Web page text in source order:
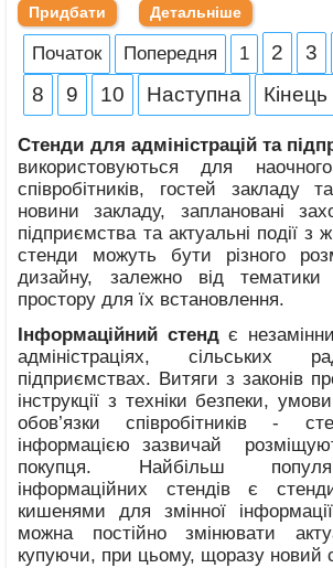
Придбати Детальніше
Початок Попередня 1 2 3
8
9 10 Наступна Кінець
Стенди для адміністрацій та
використовуються для
співробітників, гостей закладу
новини закладу, заплановані
підприємства та актуальні події з
стенди можуть бути різного
дизайну, залежно від тематики
простору для їх встановлення.
Інформаційний стендє
адміністраціях,
підприємствах. Витяги з законів
інструкції з техніки безпеки,
обов’язки співробітників -
інформацією зазвичай
покупця. Найбільш
інформаційних стендів є
кишенями для змінної
можна постійно змінювати
купуючи, при цьому, щоразу новий